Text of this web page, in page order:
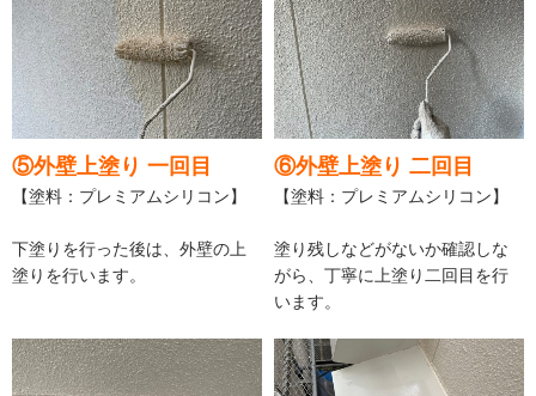
⑤外壁上塗り 一回目
【塗料：プレミアムシリコン】
下塗りを行った後は、外壁の上
塗りを行います。
⑥外壁上塗り 二回目
【塗料：プレミアムシリコン】
塗り残しなどがないか確認しな
がら、丁寧に上塗り二回目を行
います。